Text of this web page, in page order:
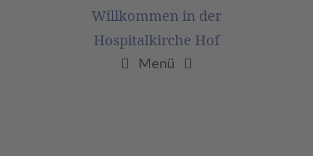
Willkommen in der
Hospitalkirche Hof
Menü